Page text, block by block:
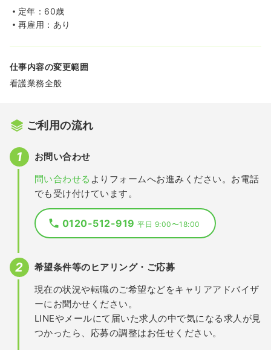
定年：60歳
再雇用：あり
仕事内容の変更範囲
看護業務全般
ご利用の流れ
お問い合わせ
問い合わせる よりフォームへお進みください。お電話
でも受け付けています。
0120-512-919平日 9:00〜18:00
希望条件等のヒアリング・ご応募
現在の状況や転職のご希望などをキャリアアドバイザ
ーにお聞かせください。
LINEやメールにて届いた求人の中で気になる求人が見
つかったら、応募の調整はお任せください。